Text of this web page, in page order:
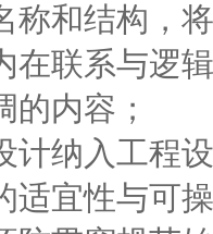
称和结构，
在联系与逻
内容；
计纳入工程
适宜性与可